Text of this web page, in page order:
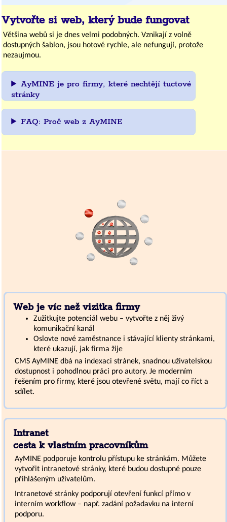
Vytvořte si web, který bude fungovat
Většina webů si je dnes velmi podobných. Vznikají z volně
dostupných šablon, jsou hotové rychle, ale nefungují, protože
nezaujmou.
AyMINE je pro firmy, které nechtějí tuctové
stránky
FAQ: Proč web z AyMINE
Web je víc než vizitka firmy
Zužitkujte potenciál webu – vytvořte z něj živý
komunikační kanál
Oslovte nové zaměstnance i stávající klienty stránkami,
které ukazují, jak firma žije
CMS AyMINE dbá na indexaci stránek, snadnou uživatelskou
dostupnost i pohodlnou práci pro autory. Je moderním
řešením pro firmy, které jsou otevřené světu, mají co říct a
sdílet.
Intranet
cesta k vlastním pracovníkům
AyMINE podporuje kontrolu přístupu ke stránkám. Můžete
vytvořit intranetové stránky, které budou dostupné pouze
přihlášeným uživatelům.
Intranetové stránky podporují otevření funkcí přímo v
interním workflow – např. zadání požadavku na interní
podporu.